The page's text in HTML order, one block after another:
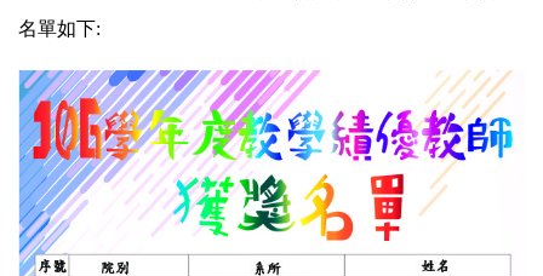
常見問題
最新消息
活動成果
名單如下: